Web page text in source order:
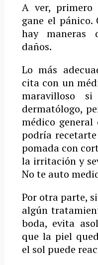
A ver,
gane el pánico.
hay maneras
daños.
Lo más
cita con un
maravilloso
dermatólogo,
médico
podría
pomada con
la irritación y
No te auto
Por otra parte,
algún
boda, evita
que la piel
el sol puede